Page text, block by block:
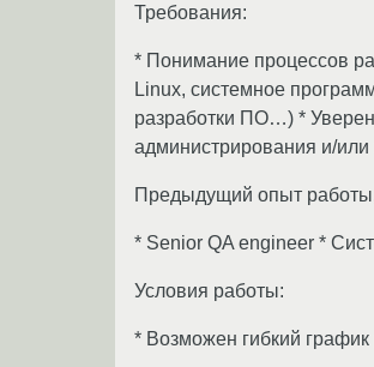
Требования:
* Понимание процессов
Linux, системное
разработки ПО…) *
администрирования и/или
Предыдущий опыт
* Senior QA engineer *
Условия работы:
* Возможен гибкий